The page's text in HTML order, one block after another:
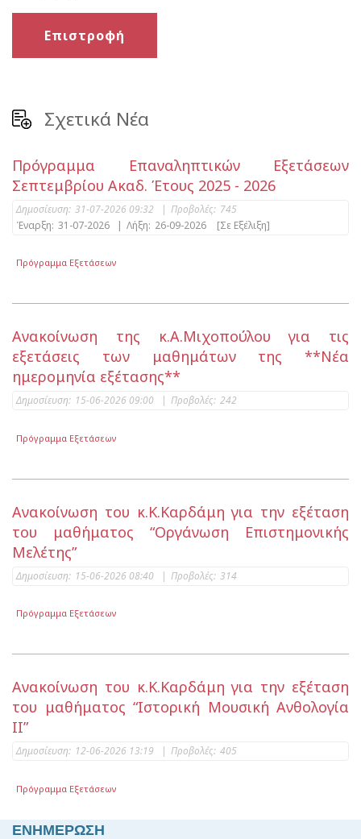
Επιστροφή
Σχετικά Νέα
Πρόγραμμα Επαναληπτικών Εξετάσεων
Σεπτεμβρίου Ακαδ. Έτους 2025 - 2026
Δημοσίευση: 31-07-2026 09:32 | Προβολές: 745
Έναρξη: 31-07-2026 | Λήξη: 26-09-2026 [Σε Εξέλιξη]
Πρόγραμμα Εξετάσεων
Ανακοίνωση της κ.Α.Μιχοπούλου για τις
εξετάσεις των μαθημάτων της **Νέα
ημερομηνία εξέτασης**
Δημοσίευση: 15-06-2026 09:00 | Προβολές: 242
Πρόγραμμα Εξετάσεων
Ανακοίνωση του κ.Κ.Καρδάμη για την εξέταση
του μαθήματος “Οργάνωση Επιστημονικής
Μελέτης”
Δημοσίευση: 15-06-2026 08:40 | Προβολές: 314
Πρόγραμμα Εξετάσεων
Ανακοίνωση του κ.Κ.Καρδάμη για την εξέταση
του μαθήματος “Ιστορική Μουσική Ανθολογία
ΙΙ”
Δημοσίευση: 12-06-2026 13:19 | Προβολές: 405
Πρόγραμμα Εξετάσεων
ΕΝΗΜΕΡΩΣΗ